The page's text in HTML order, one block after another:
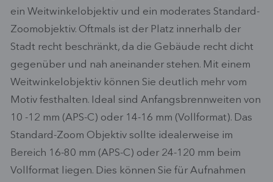
ein Weitwinkelobjektiv und ein moderates Standard-
Zoomobjektiv. Oftmals ist der Platz innerhalb der
Stadt recht beschränkt, da die Gebäude recht dicht
gegenüber und nah aneinander stehen. Mit einem
Weitwinkelobjektiv können Sie deutlich mehr vom
Motiv festhalten. Ideal sind Anfangsbrennweiten von
10 -12 mm (APS-C) oder 14-16 mm (Vollformat). Das
Standard-Zoom Objektiv sollte idealerweise im
Bereich 16-80 mm (APS-C) oder 24-120 mm beim
Vollformat liegen. Dies können Sie für Aufnahmen